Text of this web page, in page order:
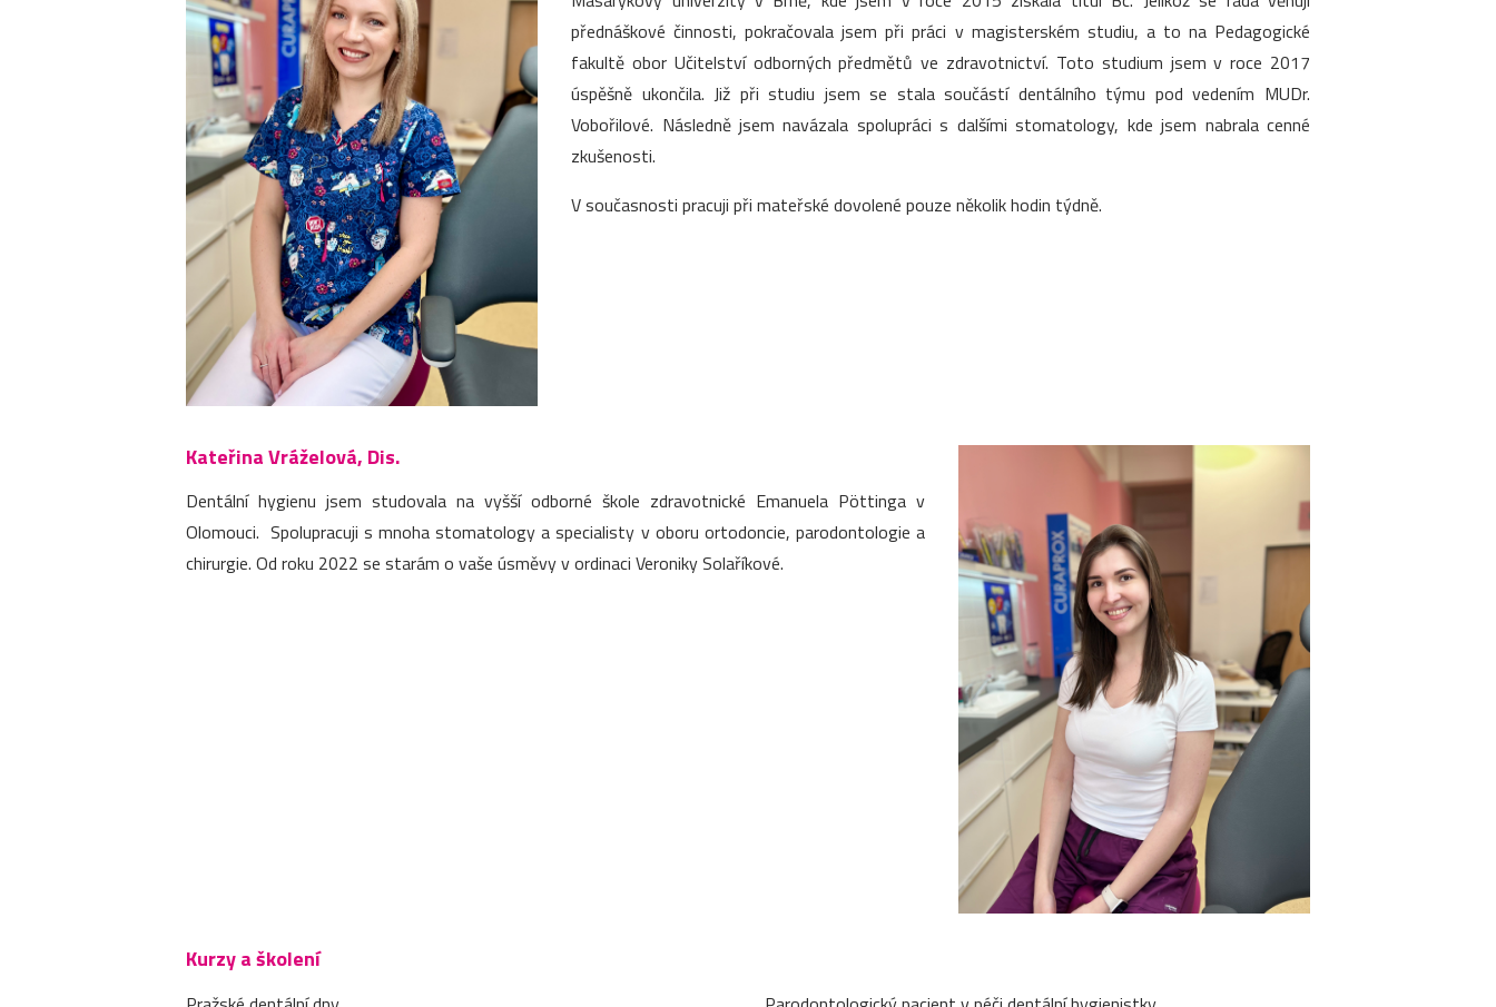
přednáškové činnosti, pokračovala jsem při práci v magisterském studiu, a to na Pedagogické
fakultě obor Učitelství odborných předmětů ve zdravotnictví. Toto studium jsem v roce 2017
úspěšně ukončila. Již při studiu jsem se stala součástí dentálního týmu pod vedením MUDr.
Vobořilové. Následně jsem navázala spolupráci s dalšími stomatology, kde jsem nabrala cenné
zkušenosti.
V současnosti pracuji při mateřské dovolené pouze několik hodin týdně.
Kateřina Vráželová, Dis.
Dentální hygienu jsem studovala na vyšší odborné škole zdravotnické Emanuela Pöttinga v
Olomouci. Spolupracuji s mnoha stomatology a specialisty v oboru ortodoncie, parodontologie a
chirurgie. Od roku 2022 se starám o vaše úsměvy v ordinaci Veroniky Solaříkové.
Kurzy a školení